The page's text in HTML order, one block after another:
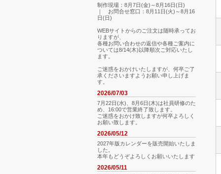
制作現場：8月7日(金)～8月16日(日)
｜ お問合せ窓口：8月11日(火)～8月16
日(日)
WEBサイトからのご注文は随時承ってお
りますが、
各種お問い合わせの返信や各種ご案内に
ついては8/14(木)以降順次ご対応いたし
ます。
ご迷惑をおかけいたしますが、何卒ご了
承くださいますようお願い申し上げま
す。
2026/07/03
7月22日(水)、8月6日(木)は社員研修のた
め、16:00で営業終了致します。
ご迷惑をおかけ致しますが何卒よろしく
お願い致します。
2026/05/12
2027年版カレンダーを販売開始いたしま
した。
本年もどうぞよろしくお願いいたします
2026/05/11